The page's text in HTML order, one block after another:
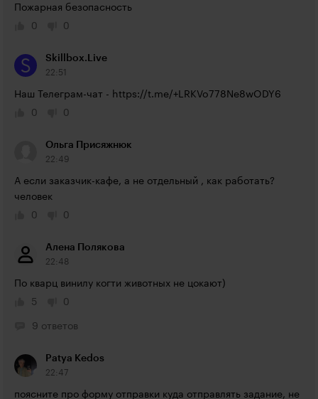
Пожарная безопасность
0
0
Skillbox.Live
22:51
Наш Телеграм-чат - https://t.me/+LRKVo778Ne8wODY6
0
0
Ольга Присяжнюк
22:49
А если заказчик-кафе, а не отдельный , как работать?
человек
0
0
Алена Полякова
22:48
По кварц винилу когти животных не цокают)
5
0
9 ответов
Patya Kedos
22:47
поясните про форму отправки куда отправлять задание, не